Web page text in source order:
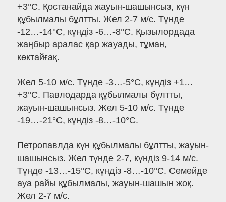
+3°C. Қостанайда жауын-шашынсыз, күн
құбылмалы бұлтты. Жел 2-7 м/с. Түнде
-12…-14°C, күндіз -6…-8°C. Қызылордада
жаңбыр аралас қар жауады, тұман,
көктайғақ.
Жел 5-10 м/с. Түнде -3…-5°C, күндіз +1…
+3°C. Павлодарда құбылмалы бұлтты,
жауын-шашынсыз. Жел 5-10 м/с. Түнде
-19…-21°C, күндіз -8…-10°C.
Петропавлда күн құбылмалы бұлтты, жауын-
шашынсыз. Жел түнде 2-7, күндіз 9-14 м/с.
Түнде -13…-15°C, күндіз -8…-10°C. Семейде
ауа райы құбылмалы, жауын-шашын жоқ.
Жел 2-7 м/с.